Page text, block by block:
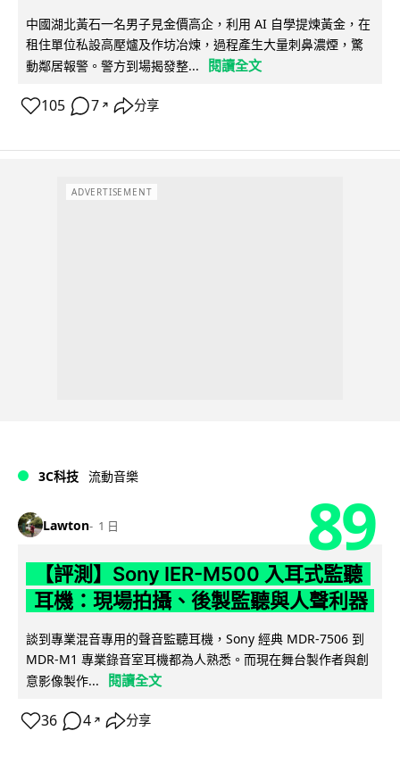
中國湖北黃石一名男子見金價高企，利用 AI 自學提煉黃金，在
租住單位私設高壓爐及作坊冶煉，過程產生大量刺鼻濃煙，驚
動鄰居報警。警方到場揭發整...
閱讀全文
105 7 ↗ 分享
ADVERTISEMENT
3C科技 流動音樂
Lawton 1 日 89
【評測】Sony IER-M500 入耳式監聽
耳機：現場拍攝、後製監聽與人聲利器
談到專業混音專用的聲音監聽耳機，Sony 經典 MDR-7506 到
MDR-M1 專業錄音室耳機都為人熟悉。而現在舞台製作者與創
意影像製作...
閱讀全文
36 4 ↗ 分享